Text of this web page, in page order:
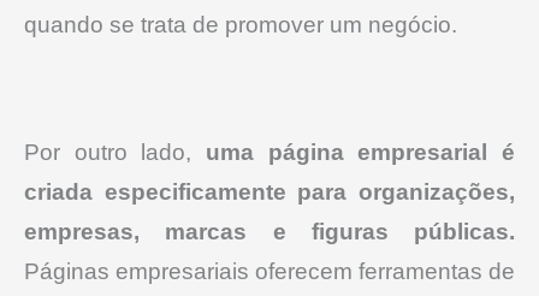
quando se trata de promover um negócio.
Por outro lado, uma página empresarial é
criada especificamente para organizações,
empresas, marcas e figuras públicas.
Páginas empresariais oferecem ferramentas de